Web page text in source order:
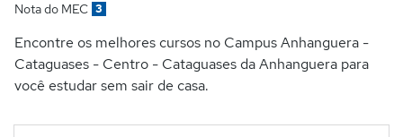
Nota do MEC 3
Encontre os melhores cursos no Campus Anhanguera -
Cataguases - Centro - Cataguases da Anhanguera para
você estudar sem sair de casa.